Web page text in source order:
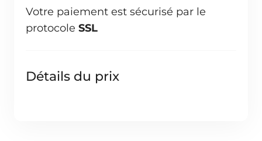
Votre paiement est sécurisé par le
protocole SSL
Détails du prix